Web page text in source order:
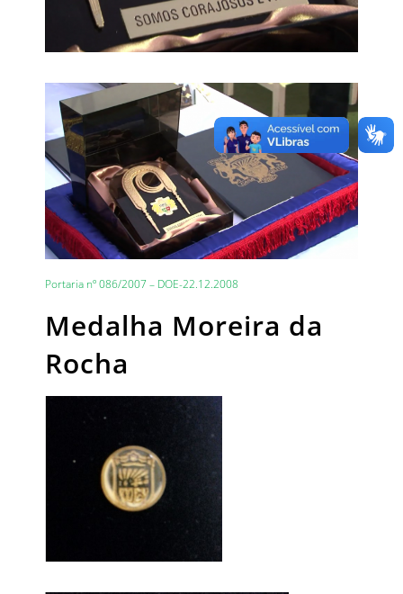
Portaria nº 086/2007 – DOE-22.12.2008
Medalha Moreira da
Rocha